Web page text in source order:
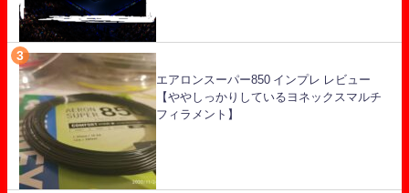
エアロンスーパー850 インプレ レビュー
【ややしっかりしているヨネックスマルチ
フィラメント】